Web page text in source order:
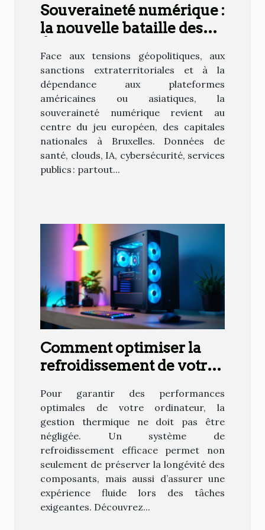
Souveraineté numérique :
la nouvelle bataille des
Face aux tensions géopolitiques, aux
sanctions extraterritoriales et à la
dépendance aux plateformes
américaines ou asiatiques, la
souveraineté numérique revient au
centre du jeu européen, des capitales
nationales à Bruxelles. Données de
santé, clouds, IA, cybersécurité, services
publics : partout...
Comment optimiser la
refroidissement de votre
maximale ?
Pour garantir des performances
optimales de votre ordinateur, la
gestion thermique ne doit pas être
négligée. Un système de
refroidissement efficace permet non
seulement de préserver la longévité des
composants, mais aussi d’assurer une
expérience fluide lors des tâches
exigeantes. Découvrez...